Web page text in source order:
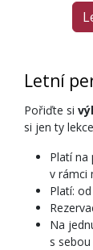
Letní
Pořiďte si
si jen ty
Platí na
v rámci
Platí:
Na
s